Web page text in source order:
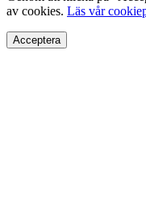
av cookies. Läs vår
Acceptera